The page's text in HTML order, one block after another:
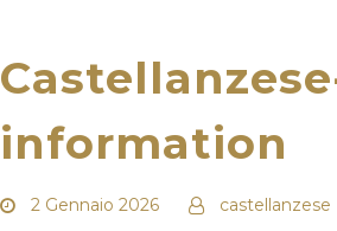
information
2 Gennaio 2026 castellanzese